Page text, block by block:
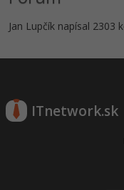
Jan Lupčík napísal 2303
ITnetwork.sk